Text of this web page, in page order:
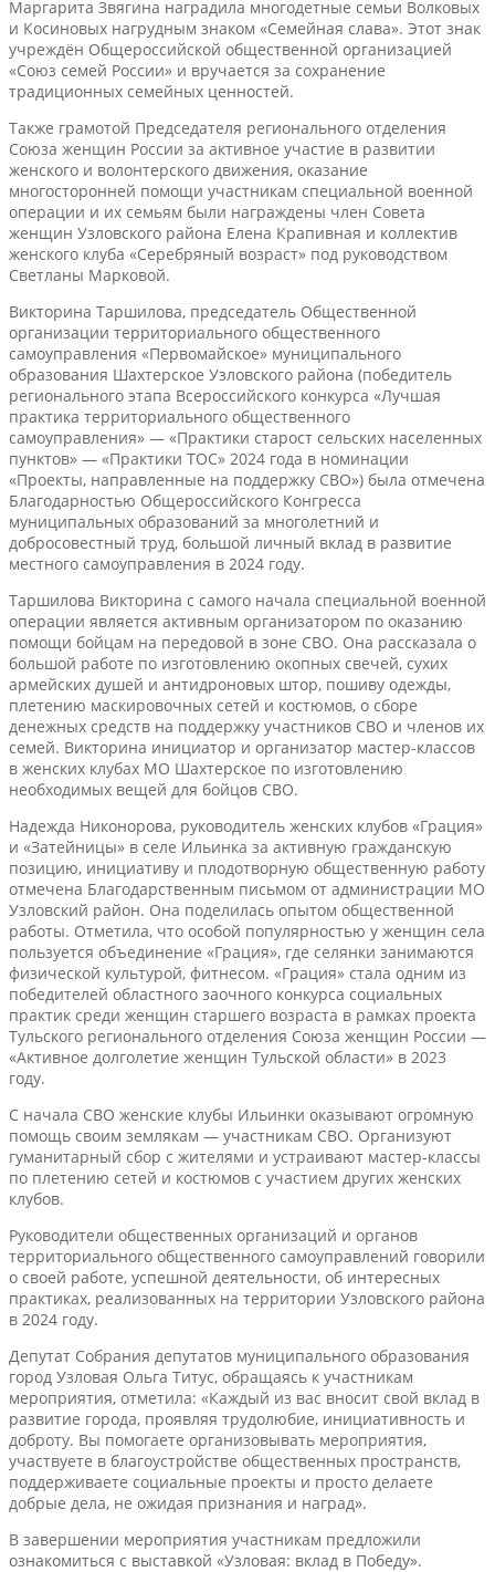
Маргарита Звягина наградила многодетные семьи Волковых
и Косиновых нагрудным знаком «Семейная слава». Этот знак
учреждён Общероссийской общественной организацией
«Союз семей России» и вручается за сохранение
традиционных семейных ценностей.
Также грамотой Председателя регионального отделения
Союза женщин России за активное участие в развитии
женского и волонтерского движения, оказание
многосторонней помощи участникам специальной военной
операции и их семьям были награждены член Совета
женщин Узловского района Елена Крапивная и коллектив
женского клуба «Серебряный возраст» под руководством
Светланы Марковой.
Викторина Таршилова, председатель Общественной
организации территориального общественного
самоуправления «Первомайское» муниципального
образования Шахтерское Узловского района (победитель
регионального этапа Всероссийского конкурса «Лучшая
практика территориального общественного
самоуправления» — «Практики старост сельских населенных
пунктов» — «Практики ТОС» 2024 года в номинации
«Проекты, направленные на поддержку СВО») была отмечена
Благодарностью Общероссийского Конгресса
муниципальных образований за многолетний и
добросовестный труд, большой личный вклад в развитие
местного самоуправления в 2024 году.
Таршилова Викторина с самого начала специальной военной
операции является активным организатором по оказанию
помощи бойцам на передовой в зоне СВО. Она рассказала о
большой работе по изготовлению окопных свечей, сухих
армейских душей и антидроновых штор, пошиву одежды,
плетению маскировочных сетей и костюмов, о сборе
денежных средств на поддержку участников СВО и членов их
семей. Викторина инициатор и организатор мастер-классов
в женских клубах МО Шахтерское по изготовлению
необходимых вещей для бойцов СВО.
Надежда Никонорова, руководитель женских клубов «Грация»
и «Затейницы» в селе Ильинка за активную гражданскую
позицию, инициативу и плодотворную общественную работу
отмечена Благодарственным письмом от администрации МО
Узловский район. Она поделилась опытом общественной
работы. Отметила, что особой популярностью у женщин села
пользуется объединение «Грация», где селянки занимаются
физической культурой, фитнесом. «Грация» стала одним из
победителей областного заочного конкурса социальных
практик среди женщин старшего возраста в рамках проекта
Тульского регионального отделения Союза женщин России —
«Активное долголетие женщин Тульской области» в 2023
году.
С начала СВО женские клубы Ильинки оказывают огромную
помощь своим землякам — участникам СВО. Организуют
гуманитарный сбор с жителями и устраивают мастер-классы
по плетению сетей и костюмов с участием других женских
клубов.
Руководители общественных организаций и органов
территориального общественного самоуправлений говорили
о своей работе, успешной деятельности, об интересных
практиках, реализованных на территории Узловского района
в 2024 году.
Депутат Собрания депутатов муниципального образования
город Узловая Ольга Титус, обращаясь к участникам
мероприятия, отметила: «Каждый из вас вносит свой вклад в
развитие города, проявляя трудолюбие, инициативность и
доброту. Вы помогаете организовывать мероприятия,
участвуете в благоустройстве общественных пространств,
поддерживаете социальные проекты и просто делаете
добрые дела, не ожидая признания и наград».
В завершении мероприятия участникам предложили
ознакомиться с выставкой «Узловая: вклад в Победу».